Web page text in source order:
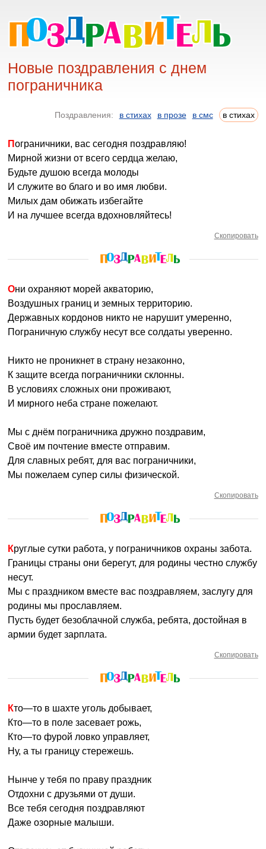
Новые поздравления с днем
пограничника
Поздравления: в стихах в прозе в смс в стихах
Пограничники, вас сегодня поздравляю!
Мирной жизни от всего сердца желаю,
Будьте душою всегда молоды
И служите во благо и во имя любви.
Милых дам обижать избегайте
И на лучшее всегда вдохновляйтесь!
Скопировать
Они охраняют морей акваторию,
Воздушных границ и земных территорию.
Державных кордонов никто не нарушит умеренно,
Пограничную службу несут все солдаты уверенно.
Никто не проникнет в страну незаконно,
К защите всегда пограничники склонны.
В условиях сложных они проживают,
И мирного неба стране пожелают.
Мы с днём пограничника дружно поздравим,
Своё им почтение вместе отправим.
Для славных ребят, для вас пограничники,
Мы пожелаем супер силы физической.
Скопировать
Круглые сутки работа, у пограничников охраны забота.
Границы страны они берегут, для родины честно службу
несут.
Мы с праздником вместе вас поздравляем, заслугу для
родины мы прославляем.
Пусть будет безоблачной служба, ребята, достойная в
армии будет зарплата.
Скопировать
Кто—то в шахте уголь добывает,
Кто—то в поле засевает рожь,
Кто—то фурой ловко управляет,
Ну, а ты границу стережешь.
Нынче у тебя по праву праздник
Отдохни с друзьями от души.
Все тебя сегодня поздравляют
Даже озорные малыши.